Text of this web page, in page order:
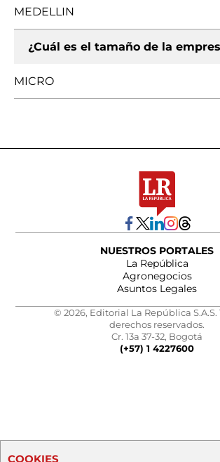
MEDELLIN
¿Cuál es el tamaño de la
MICRO
NUESTROS PORTALES
La República
Agronegocios
Asuntos Legales
© 2026, Editorial La República S.A.S.
derechos reservados.
Cr. 13a 37-32, Bogotá
(+57) 1 4227600
COOKIES